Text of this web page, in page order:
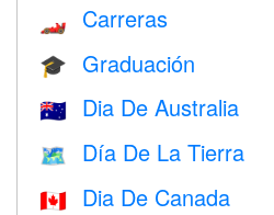
🏎 Carreras
🎓 Graduación
🇦🇺 Dia De Australia
🗺️ Día De La Tierra
🇨🇦 Dia De Canada